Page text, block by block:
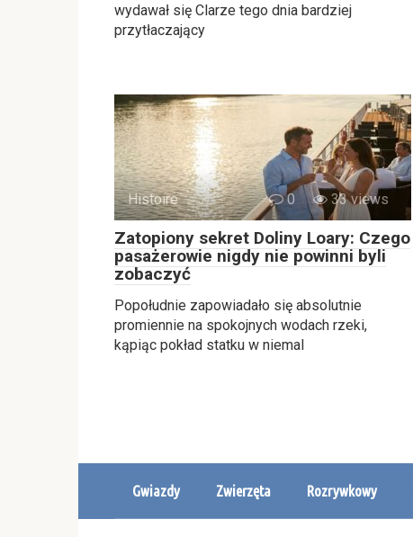
wydawał się Clarze tego dnia bardziej
przytłaczający
Histoire 0 33 views
Zatopiony sekret Doliny Loary: Czego
pasażerowie nigdy nie powinni byli
zobaczyć
Popołudnie zapowiadało się absolutnie
promiennie na spokojnych wodach rzeki,
kąpiąc pokład statku w niemal
Gwiazdy Zwierzęta Rozrywkowy